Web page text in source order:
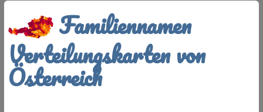
Familiennamen
Verteilungskarten von
Österreich